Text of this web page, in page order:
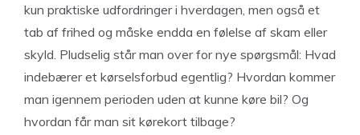
kun praktiske udfordringer i hverdagen, men også et
tab af frihed og måske endda en følelse af skam eller
skyld. Pludselig står man over for nye spørgsmål: Hvad
indebærer et kørselsforbud egentlig? Hvordan kommer
man igennem perioden uden at kunne køre bil? Og
hvordan får man sit kørekort tilbage?